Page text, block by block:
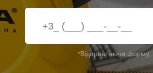
*Відправляючи форму,